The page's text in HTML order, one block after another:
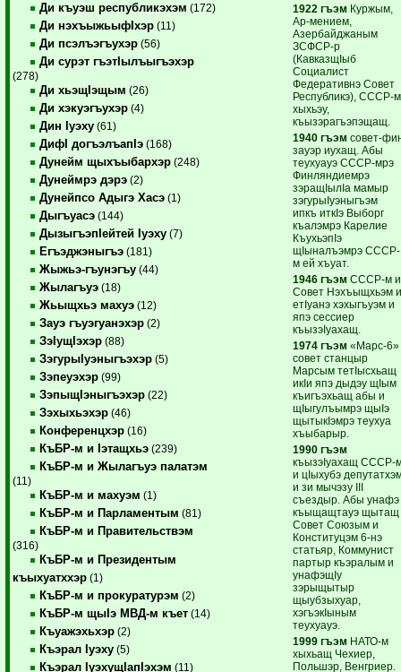
Ди къуэш республикэхэм (172)
Ди нэхъыжьыфIхэр (11)
Ди псэлъэгъухэр (56)
Ди сурэт гъэтIылъыгъэхэр
(278)
Ди хьэщIэщым (26)
Ди хэкуэгъухэр (4)
Дин Iуэху (61)
ДифI догъэлъапIэ (168)
Дунейм щыхъыбархэр (248)
Дунеймрэ дэрэ (2)
Дунейпсо Адыгэ Хасэ (1)
Дыгъуасэ (144)
ДызыгъэпIейтей Iуэху (7)
Егъэджэныгъэ (181)
Жыжьэ-гъунэгъу (44)
Жылагъуэ (18)
Жьыщхьэ махуэ (12)
Зауэ гъуэгуанэхэр (2)
ЗэIущIэхэр (88)
ЗэгурыIуэныгъэхэр (5)
Зэпеуэхэр (99)
ЗэпыщIэныгъэхэр (22)
Зэхыхьэхэр (46)
Конференцхэр (16)
КъБР-м и Iэтащхьэ (239)
КъБР-м и Жылагъуэ палатэм
(11)
КъБР-м и махуэм (1)
КъБР-м и Парламентым (81)
КъБР-м и Правительствэм
(316)
КъБР-м и Президентым
къыхуатххэр (1)
КъБР-м и прокуратурэм (2)
КъБР-м щыIэ МВД-м къет (14)
Къуажэхьхэр (2)
Къэрал Iуэху (5)
Къэрал IуэхущIапIэхэм (11)
1922 гъэм Куржым,
Ар-мением,
Азербайджаным
ЗСФСР-р
(КавказщIыб
Социалист
Федеративнэ Совет
Республикэ), СССР-м
хыхьэу,
къызэрагъэпэщащ.
1940 гъэм совет-
зауэр иухащ. Абы
теухуауэ СССР-мрэ
Финляндиемрэ
зэращIылIа мамыр
зэгурыIуэныгъэм
ипкъ иткIэ Выборг
къалэмрэ Карелие
КъухьэпIэ
щIыналъэмрэ СССР-
м ей хъуат.
1946 гъэм СССР-м и
Совет Нэхъыщхьэм
етIуанэ хэхыгъуэм и
япэ сессиер
къызэIуахащ.
1974 гъэм «Марс-6»
совет станцыр
Марсым тетIысхьащ
икIи япэ дыдэу щIым
къигъэхьащ абы и
щIыгулъымрэ щыIэ
щытыкIэмрэ теухуа
хъыбарыр.
1990 гъэм
къызэIуахащ СССР-
и цIыхубэ
и зи мычэзу III
съездыр. Абы унафэ
къыщащтауэ щытащ
Совет Союзым и
Конституцэм 6-нэ
статьяр, Коммунист
партыр къэралым и
унафэщIу
зэрыщытыр
щыубзыхуар,
хэгъэкIыным
теухуауэ.
1999 гъэм НАТО-м
хыхьащ Чехиер,
Польшэр, Венгриер.